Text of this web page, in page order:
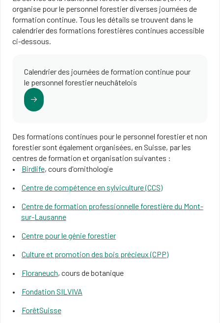
organise pour le personnel forestier diverses journées de
formation continue. Tous les détails se trouvent dans le
calendrier des formations forestières continues accessible
ci-dessous.
Calendrier des journées de formation continue pour
le personnel forestier neuchâtelois
Des formations continues pour le personnel forestier et non
forestier sont également organisées, en Suisse, par les
centres de formation et organisation suivantes :
Birdlife, cours d'ornithologie
Centre de compétence en sylviculture (CCS)
Centre de formation professionnelle forestière du Mont-
sur-Lausanne
Centre pour le génie forestier
Culture et promotion des bois précieux (CPP)
Floraneuch, cours de botanique
Fondation SILVIVA
ForêtSuisse